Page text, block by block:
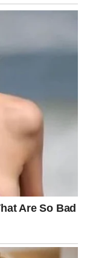
ako
ćeš osetiti
uložiš svoju
ili prilike koje
sebi pitanje:
mog
prestaneš
da gradiš
ćeš pogrešiti,
– i često